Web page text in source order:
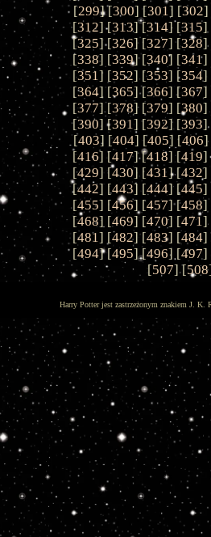
[299] [300] [301] [302]
[312] [313] [314] [315]
[325] [326] [327] [328]
[338] [339] [340] [341]
[351] [352] [353] [354]
[364] [365] [366] [367]
[377] [378] [379] [380]
[390] [391] [392] [393]
[403] [404] [405] [406]
[416] [417] [418] [419]
[429] [430] [431] [432]
[442] [443] [444] [445]
[455] [456] [457] [458]
[468] [469] [470] [471]
[481] [482] [483] [484]
[494] [495] [496] [497]
[507] [508
Harry Potter jest zastrzeżonym znakiem J. K.